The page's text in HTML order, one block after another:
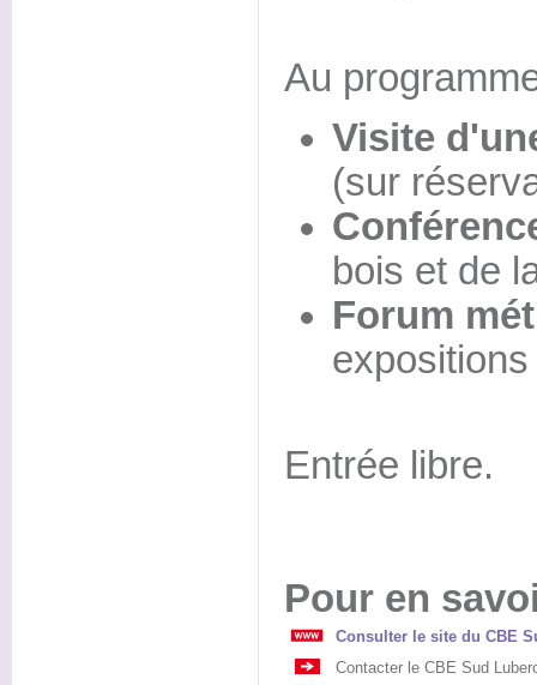
Au
Visite
(sur
bois et de
Forum
expositions
Entrée libre.
Pour en
Consulter le site du CBE
Contacter le CBE Sud